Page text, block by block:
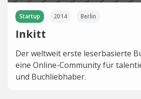
Startup 2014 Berlin
Inkitt
Der weltweit erste leserbasierte
eine Online-Community für
und Buchliebhaber.